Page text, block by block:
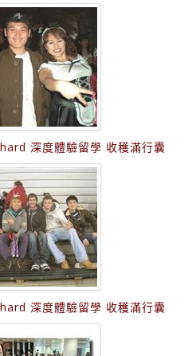
深度體驗留學 收穫滿行囊
深度體驗留學 收穫滿行囊